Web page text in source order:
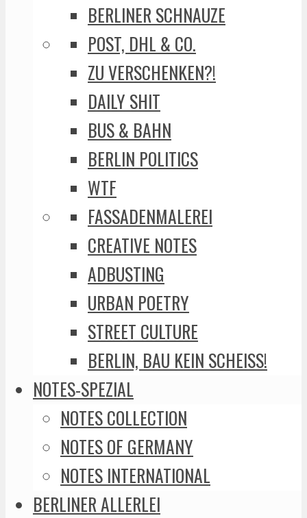
BERLINER SCHNAUZE
POST, DHL & CO.
ZU VERSCHENKEN?!
DAILY SHIT
BUS & BAHN
BERLIN POLITICS
WTF
FASSADENMALEREI
CREATIVE NOTES
ADBUSTING
URBAN POETRY
STREET CULTURE
BERLIN, BAU KEIN SCHEISS!
NOTES-SPEZIAL
NOTES COLLECTION
NOTES OF GERMANY
NOTES INTERNATIONAL
BERLINER ALLERLEI